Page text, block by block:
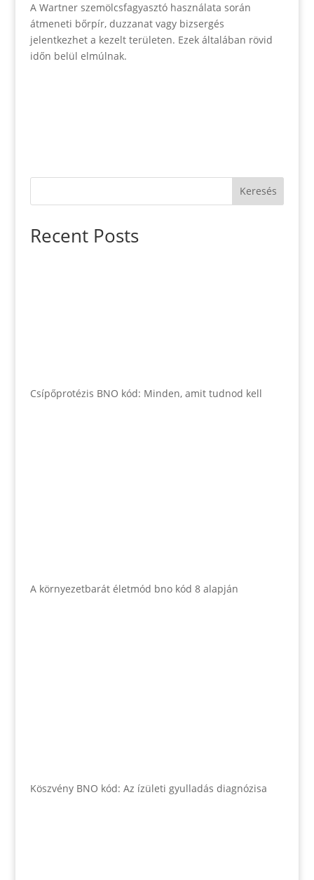
A Wartner szemölcsfagyasztó használata során
átmeneti bőrpír, duzzanat vagy bizsergés
jelentkezhet a kezelt területen. Ezek általában rövid
időn belül elmúlnak.
Keresés
Recent Posts
Csípőprotézis BNO kód: Minden, amit tudnod kell
A környezetbarát életmód bno kód 8 alapján
Köszvény BNO kód: Az ízületi gyulladás diagnózisa